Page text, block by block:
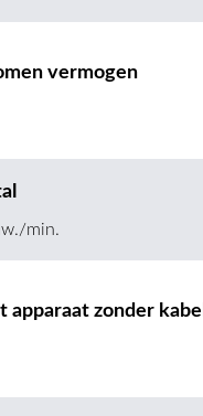
vermogen
min.
apparaat zonder kabel